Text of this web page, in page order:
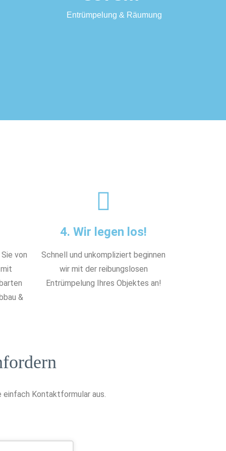
Entrümpelung & Räumung
von
&
4. Wir legen los!
Schnell und unkompliziert beginnen
wir mit der reibungslosen
Entrümpelung Ihres Objektes an!
einfach Kontaktformular aus.